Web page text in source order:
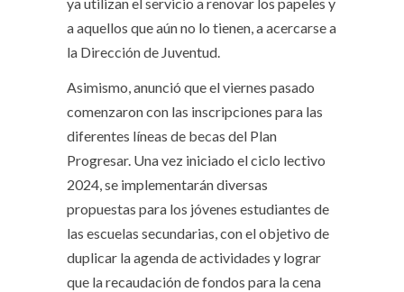
ya utilizan el servicio a renovar los papeles y
a aquellos que aún no lo tienen, a acercarse a
la Dirección de Juventud.
Asimismo, anunció que el viernes pasado
comenzaron con las inscripciones para las
diferentes líneas de becas del Plan
Progresar. Una vez iniciado el ciclo lectivo
2024, se implementarán diversas
propuestas para los jóvenes estudiantes de
las escuelas secundarias, con el objetivo de
duplicar la agenda de actividades y lograr
que la recaudación de fondos para la cena